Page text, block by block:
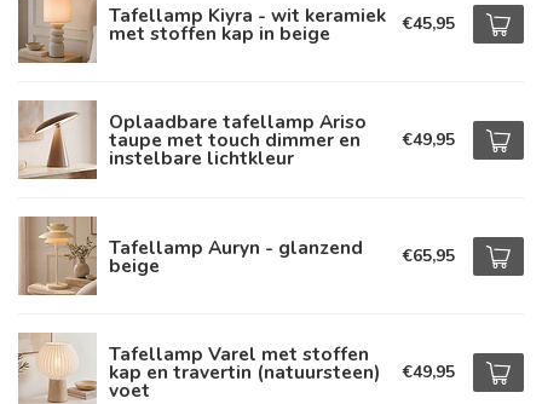
Tafellamp Kiyra - wit keramiek
met stoffen kap in beige €45,95
Oplaadbare tafellamp Ariso
taupe met touch dimmer en
instelbare lichtkleur
€49,95
Tafellamp Auryn - glanzend
beige €65,95
Tafellamp Varel met stoffen
kap en travertin (natuursteen)
voet
€49,95